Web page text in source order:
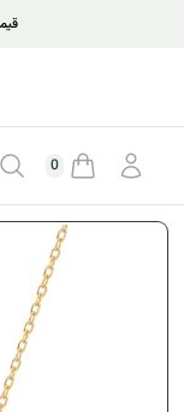
قیمت
0 ورود